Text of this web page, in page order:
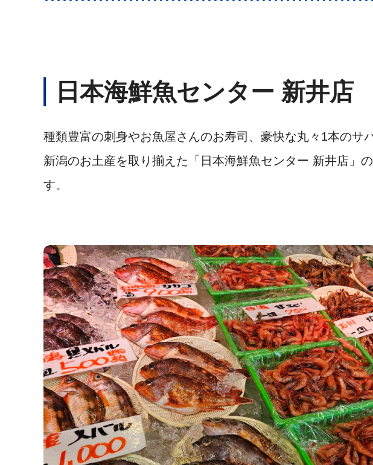
日本海鮮魚センター 新井店
種類豊富の刺身やお魚屋さんのお寿司、豪快な丸々1本の
新潟のお土産を取り揃えた「日本海鮮魚センター 新井店」
す。